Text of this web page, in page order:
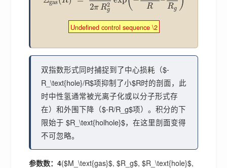
gas
2πR2
g R
Rg
Undefined control sequence \2
双指数形式同时捕捉到了中心损耗（$-
R_\text{hole}/R$项抑制了小$R时的剖面，此
时中性氢通常被光离子化或以分子形式存
在）和外围下降（$-R/R_g$项）。积分的下
限始于 $R_\text{holhole}$，在这里剖面变得
不可忽略。
参数数：4($M_\text{gas}$, $R_g$, $R_\text{hole}$,